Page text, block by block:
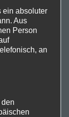
€36,00
ein absoluter
Aus
Person
an